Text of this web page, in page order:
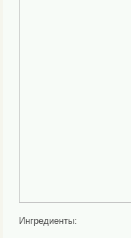
Ингредиенты: